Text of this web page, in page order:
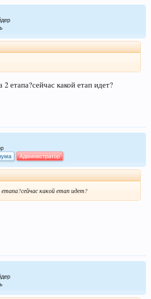
2 етапа?сейчас какой етап идет?
Администратор
какой етап идет?